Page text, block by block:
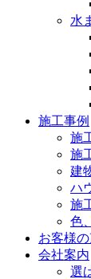
水
施工事例
施
施
建
ハ
施
色
お客様
会社案内
選